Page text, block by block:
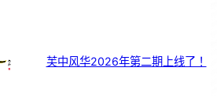
芙中风华2026年第二期上线了！